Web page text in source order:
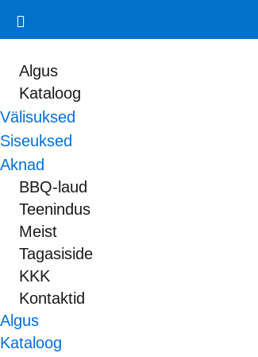
Mahtra 50a, 13812 Tallinn, Estonia
sinuuksed@gmail.com
Algus
Kataloog
Välisuksed
Siseuksed
Aknad
BBQ-laud
Teenindus
Meist
Tagasiside
KKK
Kontaktid
Algus
Kataloog